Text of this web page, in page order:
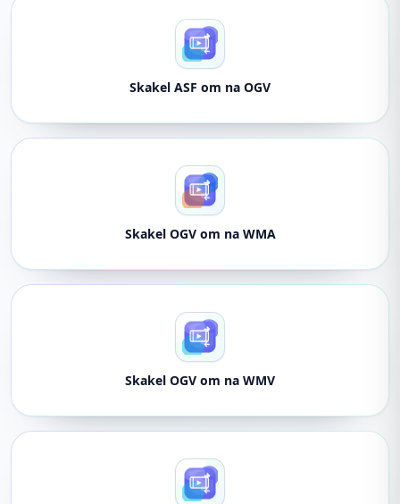
Skakel ASF om na OGV
Skakel OGV om na WMA
Skakel OGV om na WMV